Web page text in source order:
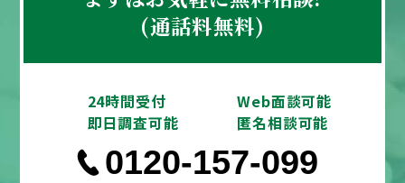
(通話料無料)
24時間受付
Web面談可能
即日調査可能
匿名相談可能
0120-157-099